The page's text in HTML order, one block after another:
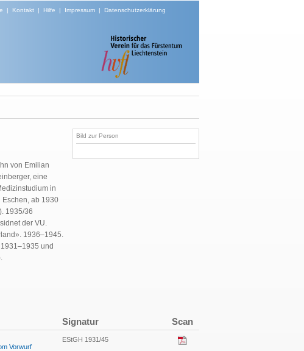
| Kontakt| Hilfe | Impressum| Datenschutzerklärung
von Emilian
eine
in
Eschen, ab 1930
1935/36
der VU.
1936–1945.
und
Bild zur Person
Signatur Scan
Vorwurf
EStGH 1931/45